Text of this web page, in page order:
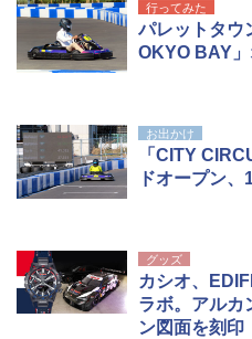
[キャンパー
広げるだけ
イド ブラッ
ッシュ 4人
ATCW-
￥-
着替えテン
通気窓付き
コンパクト
行ってみた
パレットタウ
OKYO BAY
お出かけ
「CITY
ドオープン
グッズ
カシオ、
ラボ。アルカ
ン図面を刻印